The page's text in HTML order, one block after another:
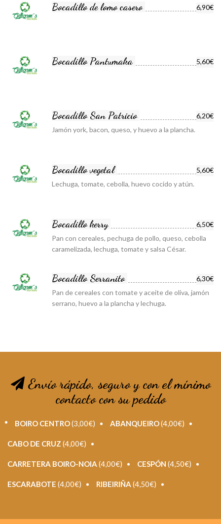
Bocadillo de lomo casero 6,90€
Bocadillo Pantumaka 5,60€
Bocadillo San Patricio
6,20€
Jamón york, bacon, queso, y huevo a la plancha.
Bocadillo vegetal
5,60€
Lechuga, tomate, cebolla, huevo cocido y atún.
Bocadillo kerry
6,50€
Pan con cereales, pechuga de pollo, queso, cebolla
caramelizada, lechuga, tomate y salsa César.
Bocadillo Serranito
6,30€
Pan de cereales con tomate y aceite de oliva, jamón
serrano, huevo a la plancha y lechuga.
Envío rápido, seguro y con el mínimo
contacto con su pedido
BOIRO CENTRO(3,00€) ABANQUEIRO(4,00€)
CABO DE CRUZ (4,00€)
CARRETERA BOIRO-NOIA (4,00€) CESPÓN (4,50€)
ESCARABOTE (4,00€) RIBEIRIÑA (4,50€)